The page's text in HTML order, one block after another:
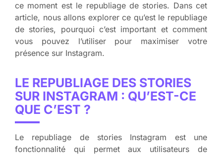
ce moment est le republiage de stories. Dans cet
article, nous allons explorer ce qu’est le republiage
de stories, pourquoi c’est important et comment
vous pouvez l’utiliser pour maximiser votre
présence sur Instagram.
LE REPUBLIAGE DES STORIES
SUR INSTAGRAM : QU’EST-CE
QUE C’EST ?
Le republiage de stories Instagram est une
fonctionnalité qui permet aux utilisateurs de